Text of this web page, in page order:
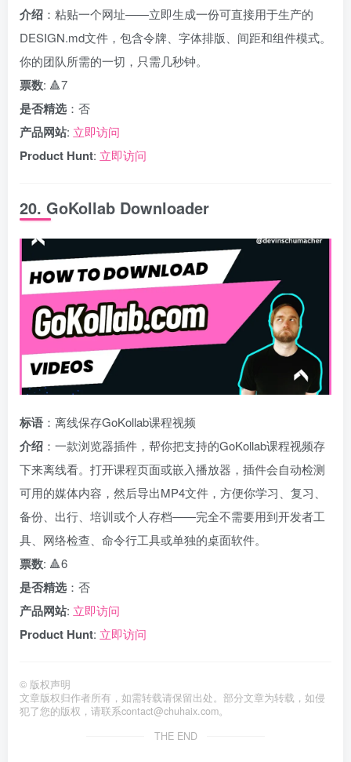
介绍 ：粘贴一个网址——立即生成一份可直接用于生产的
DESIGN.md文件，包含令牌、字体排版、间距和组件模式。
你的团队所需的一切，只需几秒钟。
票数: 🔺7
是否精选 ：否
产品网站: 立即访问
Product Hunt: 立即访问
20. GoKollab Downloader
标语 ：离线保存GoKollab课程视频
介绍 ：一款浏览器插件，帮你把支持的GoKollab课程视频存
下来离线看。打开课程页面或嵌入播放器，插件会自动检测
可用的媒体内容，然后导出MP4文件，方便你学习、复习、
备份、出行、培训或个人存档——完全不需要用到开发者工
具、网络检查、命令行工具或单独的桌面软件。
票数: 🔺6
是否精选 ：否
产品网站: 立即访问
Product Hunt: 立即访问
© 版权声明
文章版权归作者所有，如需转载请保留出处。部分文章为转载，如侵
犯了您的版权，请联系contact@chuhaix.com。
THE END